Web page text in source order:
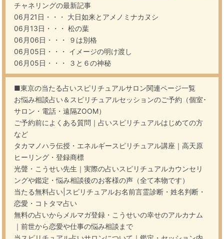
チャネリングの最新記事
06月21日・・・ 大日如来とアメノミナカヌシ
06月13日・・・ 松の葉
06月06日・・・
９は別格
06月05日・・・ イメージの明け渡し
06月05日・・・
３と６の神秘
■東京の当たる占いスピリチュアルサロン関連ページ一覧
お悩み相談占い＆スピリチュアルセッションのご予約（個室･
サロン・電話・遠隔ZOOM）
ご予約前によくある質問｜占いスピリチュアルはじめての方
など
タカマノハラ伝授・エネルギースピリチュアル講座｜高天原
ヒーリング・登録商標
光聲・こうせい先生｜実際の占いスピリチュアルカウンセリ
ングや鑑定・悩み相談後のお客様の声（全て本物です）
当たる無料占い|スピリチュアルお名前言霊診断・姓名判断・
恋愛・コトタマ占い
無料の占いからメルマガ登録・こうせいの幸せのアルカナム
｜前世から恋愛や仕事の悩み相談まで